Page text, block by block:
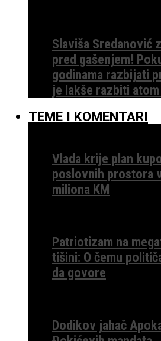
Slaviša Sredanović
pred gašenjem!
godinama razbijati
je lakše razbiti
TEME I KOMENTARI
Vlada krije plan
poslovnih prostora
miliona KM
Patriotizam na
tišini: O čemu
da govore
Dodikov jahač